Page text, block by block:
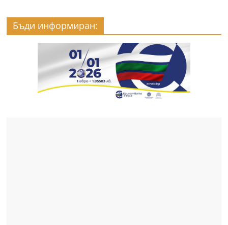
Бъди информиран: